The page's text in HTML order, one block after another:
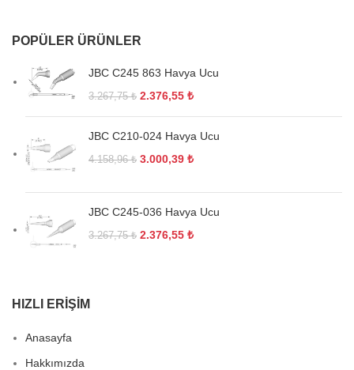
POPÜLER ÜRÜNLER
JBC C245 863 Havya Ucu
3.267,75₺ 2.376,55 ₺
JBC C210-024 Havya Ucu
4.158,96₺ 3.000,39 ₺
JBC C245-036 Havya Ucu
3.267,75₺ 2.376,55 ₺
HIZLI ERIŞIM
Anasayfa
Hakkımızda